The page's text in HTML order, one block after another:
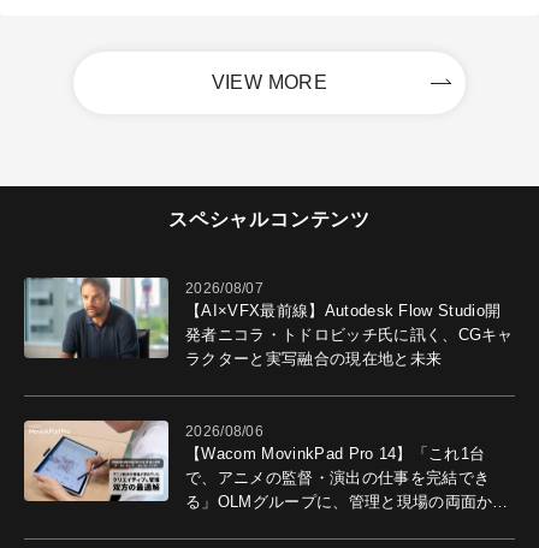
VIEW MORE
スペシャルコンテンツ
2026/08/07
【AI×VFX最前線】Autodesk Flow Studio開
発者ニコラ・トドロビッチ氏に訊く、CGキャ
ラクターと実写融合の現在地と未来
2026/08/06
【Wacom MovinkPad Pro 14】「これ1台
で、アニメの監督・演出の仕事を完結でき
る」OLMグループに、管理と現場の両面から